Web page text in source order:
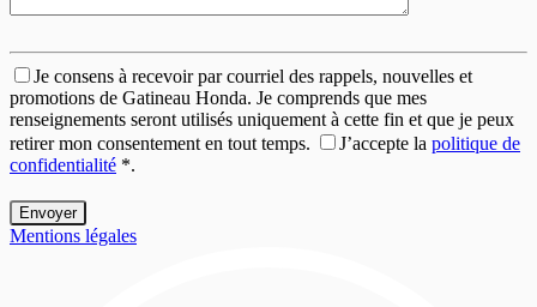
Je consens à recevoir par courriel des rappels, nouvelles et
promotions de Gatineau Honda. Je comprends que mes
renseignements seront utilisés uniquement à cette fin et que je peux
retirer mon consentement en tout temps.
J’accepte la politique de
confidentialité *.
Mentions légales